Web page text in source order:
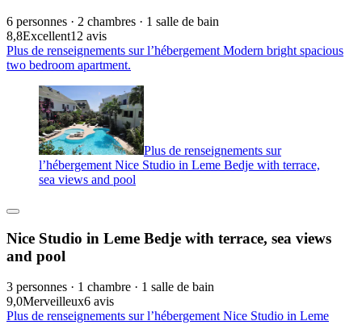
6 personnes · 2 chambres · 1 salle de bain
8,8Excellent12 avis
Plus de renseignements sur l’hébergement Modern bright spacious
two bedroom apartment.
Plus de renseignements sur
l’hébergement Nice Studio in Leme Bedje with terrace,
sea views and pool
Nice Studio in Leme Bedje with terrace, sea views
and pool
3 personnes · 1 chambre · 1 salle de bain
9,0Merveilleux6 avis
Plus de renseignements sur l’hébergement Nice Studio in Leme